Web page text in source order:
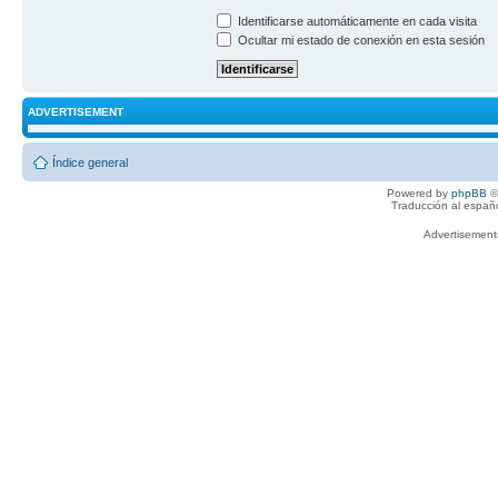
Identificarse automáticamente en cada visita
Ocultar mi estado de conexión en esta sesión
ADVERTISEMENT
Índice general
Powered by phpBB
Traducción al